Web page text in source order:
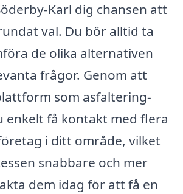
Karl dig chansen att
val. Du bör alltid ta
de olika alternativen
frågor. Genom att
som asfaltering-
enkelt få kontakt med flera
i ditt område, vilket
snabbare och mer
dem idag för att få en